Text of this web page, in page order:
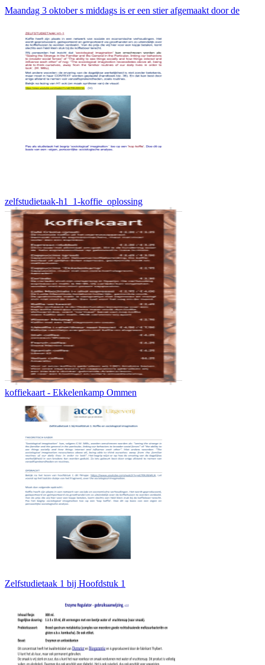
Maandag 3 oktober s middags is er een stier afgemaakt door de
zelfstudietaak-h1_1-koffie_oplossing
koffiekaart - Ekkelenkamp Ommen
Zelfstudietaak 1 bij Hoofdstuk 1